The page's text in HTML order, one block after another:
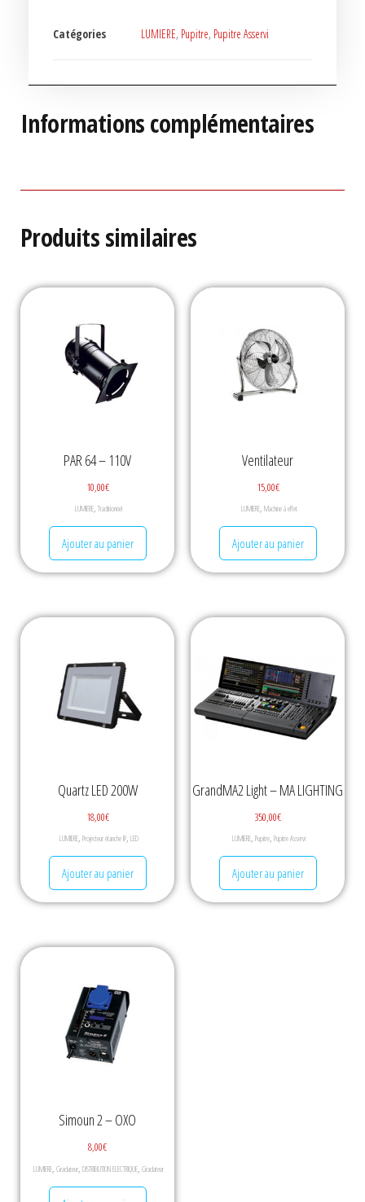
Catégories LUMIERE, Pupitre, Pupitre Asservi
Informations complémentaires
Produits similaires
PAR 64 – 110V
10,00€
LUMIERE, Traditionnel
Ajouter au panier
Ventilateur
15,00€
LUMIERE, Machine à effet
Ajouter au panier
Quartz LED 200W
18,00€
LUMIERE, Projecteur étanche IP, LED
Ajouter au panier
GrandMA2 Light – MA LIGHTING
350,00€
LUMIERE, Pupitre, Pupitre Asservi
Ajouter au panier
Simoun 2 – OXO
8,00€
LUMIERE, Gradateur, DISTRIBUTION ELECTRIQUE, Gradateur